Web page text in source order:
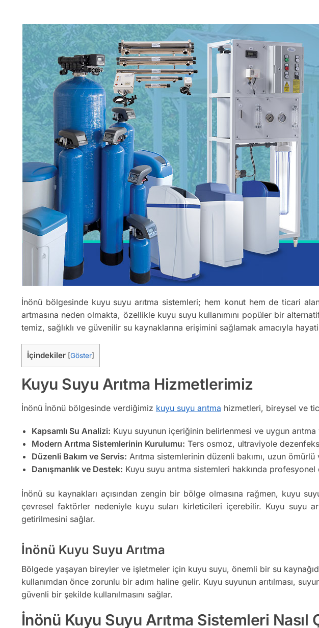
İnönü bölgesinde kuyu suyu arıtma sistemleri; hem konut hem de ticari
artmasına neden olmakta, özellikle kuyu suyu kullanımını popüler bir
temiz, sağlıklı ve güvenilir su kaynaklarına erişimini sağlamak amacıyla
İçindekiler [Göster]
Kuyu Suyu Arıtma Hizmetlerimiz
İnönü İnönü bölgesinde verdiğimiz kuyu suyu arıtma hizmetleri, bireysel ve
Kapsamlı Su Analizi: Kuyu suyunun içeriğinin belirlenmesi ve uygun
Modern Arıtma Sistemlerinin Kurulumu: Ters osmoz, ultraviyole
Düzenli Bakım ve Servis: Arıtma sistemlerinin düzenli bakımı, uzun
Danışmanlık ve Destek: Kuyu suyu arıtma sistemleri hakkında profesyonel
İnönü su kaynakları açısından zengin bir bölge olmasına rağmen, kuyu
çevresel faktörler nedeniyle kuyu suları kirleticileri içerebilir. Kuyu suyu
getirilmesini sağlar.
İnönü Kuyu Suyu Arıtma
Bölgede yaşayan bireyler ve işletmeler için kuyu suyu, önemli bir su
kullanımdan önce zorunlu bir adım haline gelir. Kuyu suyunun arıtılması,
güvenli bir şekilde kullanılmasını sağlar.
İnönü Kuyu Suyu Arıtma Sistemleri Nasıl